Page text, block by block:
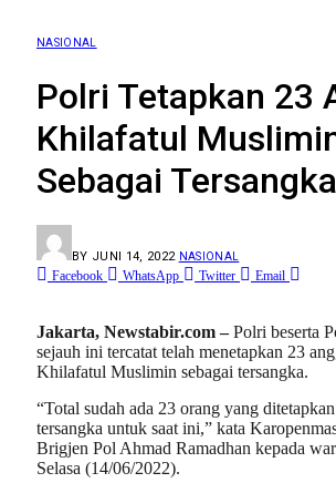
NASIONAL
Polri Tetapkan 23
Khilafatul
Sebagai Tersangka
BY JUNI 14, 2022 NASIONAL
Facebook WhatsApp Twitter Email
Jakarta, Newstabir.com –Polri beserta
sejauh ini tercatat telah menetapkan 23
Khilafatul Muslimin sebagai tersangka.
“Total sudah ada 23 orang yang
tersangka untuk saat ini,” kata
Brigjen Pol Ahmad Ramadhan kepada
Selasa (14/06/2022).